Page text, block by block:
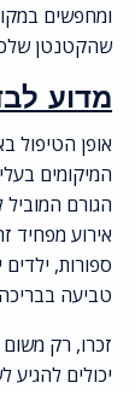
ומחפשים
שהקטנטן
מדוע
אופן הטיפול
המיקומים
הגורם
אירוע מפחיד
ספורות,
טביעה
זכרו, רק
יכולים